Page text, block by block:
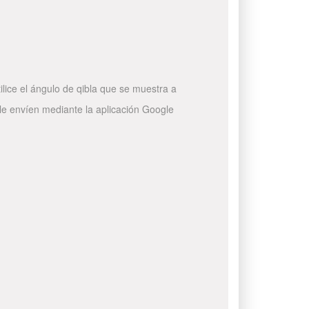
el ángulo de qibla que se muestra a
envíen mediante la aplicación Google